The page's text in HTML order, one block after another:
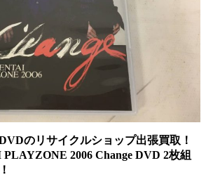
のリサイクルショップ出張買取！
2006 Change DVD 2枚組